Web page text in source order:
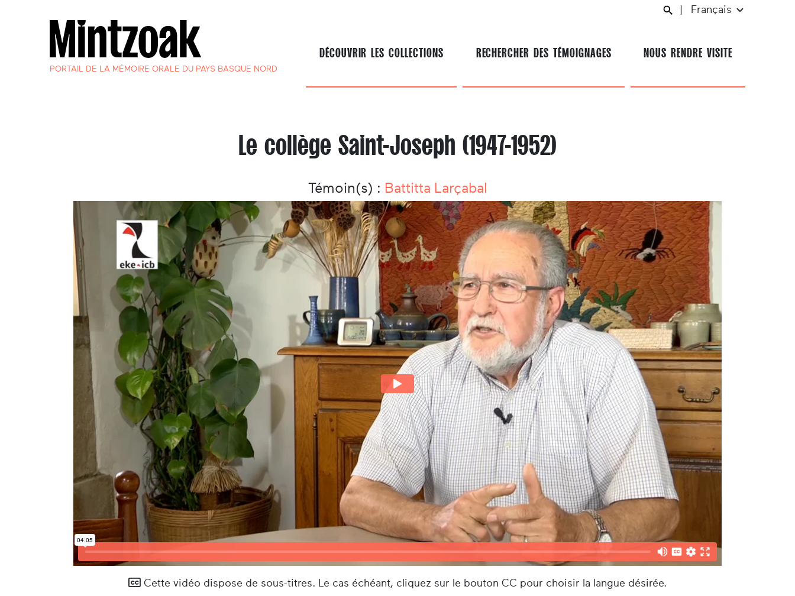
PORTAIL DE LA MÉMOIRE ORALE DU PAYS BASQUE NORD
Français
DÉCOUVRIR LES COLLECTIONS RECHERCHER DES TÉMOIGNAGES NOUS RENDRE VISITE
Le collège Saint-Joseph (1947-1952)
Témoin(s) : Battitta Larçabal
Cette vidéo dispose de sous-titres. Le cas échéant, cliquez sur le bouton CC pour choisir la langue désirée.